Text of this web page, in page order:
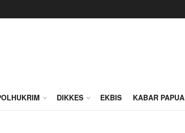
DIKKES EKBIS KABAR PAPUA